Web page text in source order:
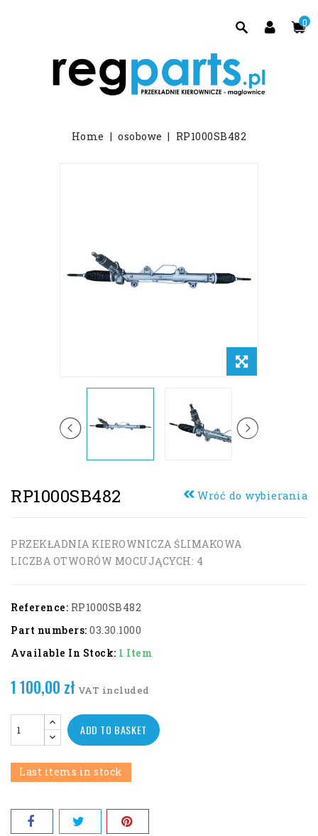
0
Home osobowe RP1000SB482
RP1000SB482 Wróć do wybierania
PRZEKŁADNIA KIEROWNICZA ŚLIMAKOWA
LICZBA OTWORÓW MOCUJĄCYCH: 4
Reference: RP1000SB482
Part numbers: 03.30.1000
Available In Stock: 1 Item
1 100,00 zł VAT included
ADD TO BASKET
Last items in stock